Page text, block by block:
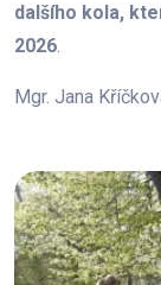
dalšího kola,
2026
Mgr. Jana